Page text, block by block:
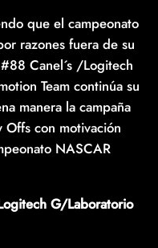
que el campeonato
razones fuera de su
Canel´s /Logitech
Team continúa su
manera la campaña
con motivación
NASCAR
G/Laboratorio